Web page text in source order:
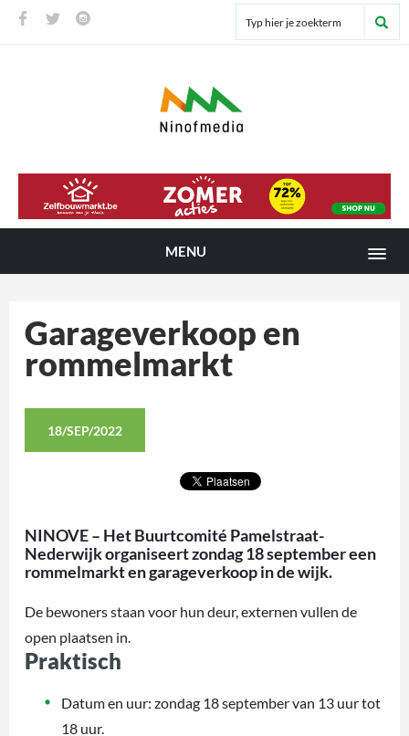
MENU
Garageverkoop en
rommelmarkt
18/SEP/2022
NINOVE – Het Buurtcomité Pamelstraat-
Nederwijk organiseert zondag 18 september een
rommelmarkt en garageverkoop in de wijk.
De bewoners staan voor hun deur, externen vullen de
open plaatsen in.
Praktisch
Datum en uur: zondag 18 september van 13 uur tot
18 uur.